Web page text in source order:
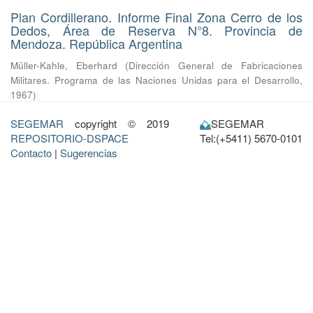
Plan Cordillerano. Informe Final Zona Cerro de los
Dedos, Área de Reserva N°8. Provincia de
Mendoza. República Argentina
Müller-Kahle, Eberhard (Dirección General de Fabricaciones
Militares. Programa de las Naciones Unidas para el Desarrollo,
1967)
SEGEMAR copyright © 2019
REPOSITORIO-DSPACE
Contacto | Sugerencias
SEGEMAR
Tel:(+5411) 5670-0101